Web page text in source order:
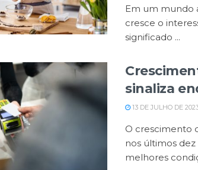
Em um mundo
cresce o
significado ...
sinaliza
13 DE JULHO DE
O crescimento
nos últimos
melhores